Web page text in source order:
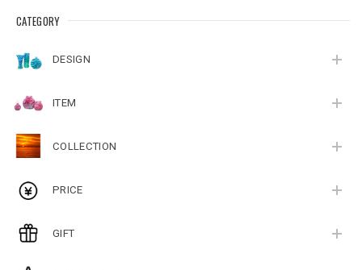
CATEGORY
DESIGN
ITEM
COLLECTION
PRICE
GIFT